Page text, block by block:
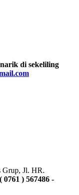
di sekeliling
Grup, Jl. HR.
( 0761 ) 567486 -